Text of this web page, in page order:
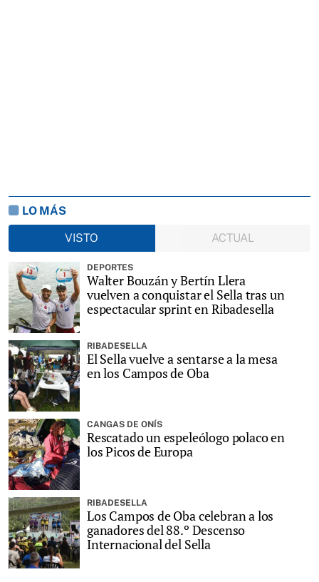
LO MÁS
VISTO
ACTUAL
DEPORTES
Walter Bouzán y Bertín Llera
vuelven a conquistar el Sella tras un
espectacular sprint en Ribadesella
RIBADESELLA
El Sella vuelve a sentarse a la mesa
en los Campos de Oba
CANGAS DE ONÍS
Rescatado un espeleólogo polaco en
los Picos de Europa
RIBADESELLA
Los Campos de Oba celebran a los
ganadores del 88.º Descenso
Internacional del Sella